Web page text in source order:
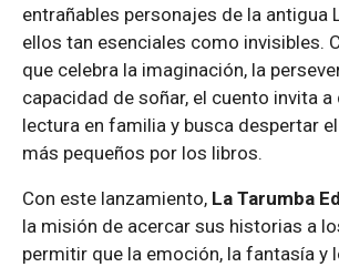
entrañables personajes de la antigua
ellos tan esenciales como invisibles.
que celebra la imaginación, la
capacidad de soñar, el cuento invita
lectura en familia y busca despertar
más pequeños por los libros.
Con este lanzamiento, La Tarumba
la misión de acercar sus historias a
permitir que la emoción, la fantasía y